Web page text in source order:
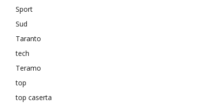
Sport
Sud
Taranto
tech
Teramo
top
top caserta